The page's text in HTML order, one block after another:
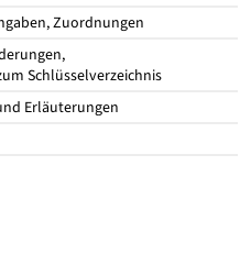
Zuordnungen
Schlüsselverzeichnis
Erläuterungen